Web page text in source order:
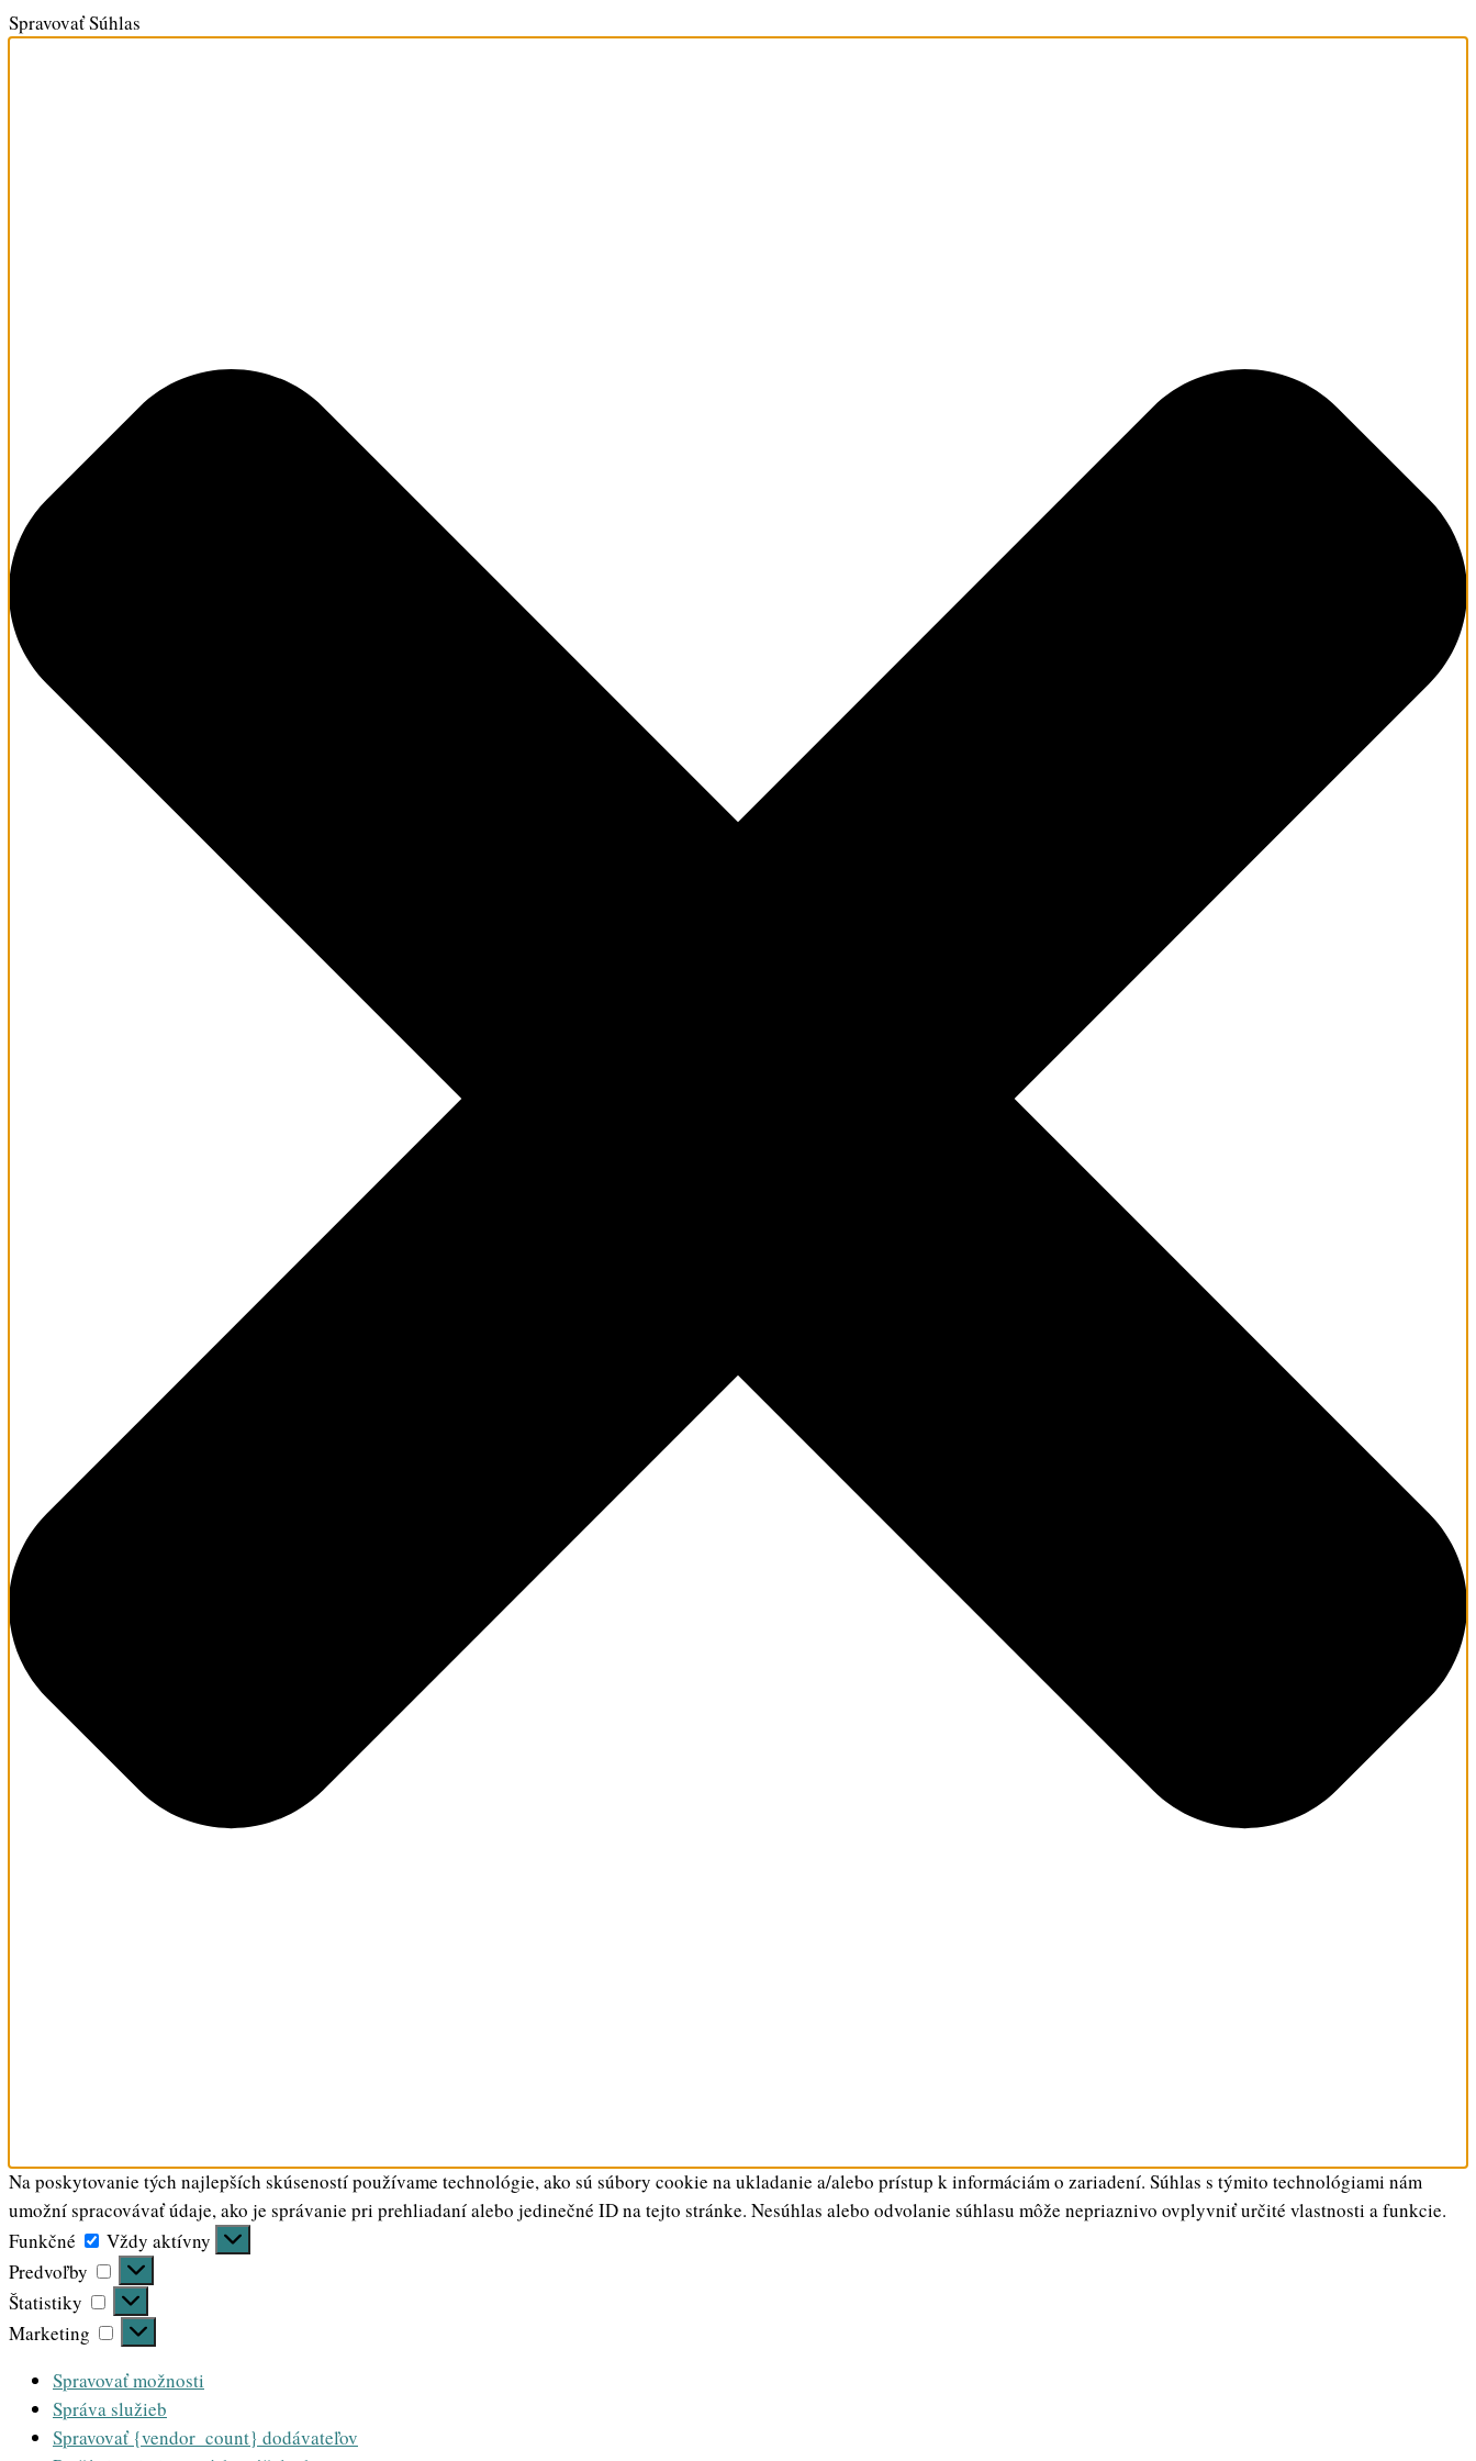
Spravovať Súhlas
Na poskytovanie tých najlepších skúseností používame technológie, ako sú súbory cookie na ukladanie a/alebo prístup k informáciám o zariadení. Súhlas s týmito technológiami nám
umožní spracovávať údaje, ako je správanie pri prehliadaní alebo jedinečné ID na tejto stránke. Nesúhlas alebo odvolanie súhlasu môže nepriaznivo ovplyvniť určité vlastnosti a funkcie.
Funkčné
Funkčné
Vždy aktívny
Predvoľby
Predvoľby
Štatistiky
Štatistiky
Marketing
Marketing
Spravovať možnosti
Správa služieb
Spravovať {vendor_count} dodávateľov